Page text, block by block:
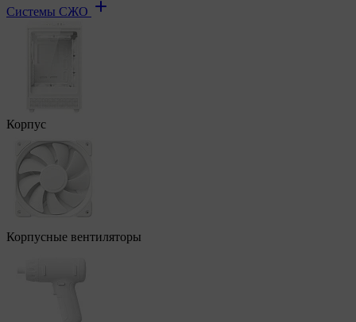
Системы СЖО
Корпус
Корпусные вентиляторы